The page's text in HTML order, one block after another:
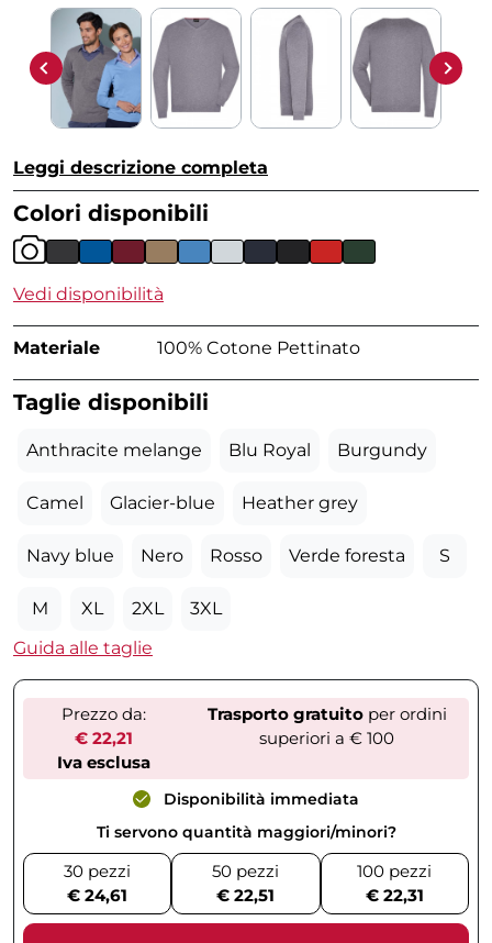
Leggi descrizione completa
Colori disponibili
Vedi disponibilità
Materiale 100% Cotone Pettinato
Taglie disponibili
Anthracite melange Blu Royal Burgundy
Camel Glacier-blue Heather grey
Navy blue Nero Rosso Verde foresta S
M XL 2XL
3XL
Guida alle taglie
Prezzo da:
€ 22,21
Iva esclusa
Trasporto gratuitoper ordini
superiori a € 100
Disponibilità immediata
Ti servono quantità maggiori/minori?
30 pezzi
€ 24,61
50 pezzi
€ 22,51
100 pezzi
€ 22,31